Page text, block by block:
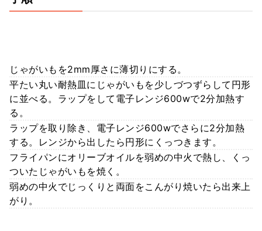
じゃがいもを2mm厚さに薄切りにする。
平たい丸い耐熱皿にじゃがいもを少しづつずらして円形
に並べる。ラップをして電子レンジ600wで2分加熱す
る。
ラップを取り除き、電子レンジ600wでさらに2分加熱
する。レンジから出したら円形にくっつきます。
フライパンにオリーブオイルを弱めの中火で熱し、くっ
ついたじゃがいもを焼く。
弱めの中火でじっくりと両面をこんがり焼いたら出来上
がり。